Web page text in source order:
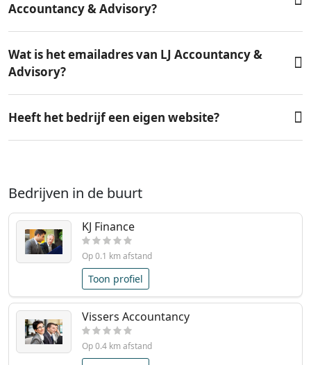
Accountancy & Advisory?
Wat is het emailadres van LJ Accountancy &
Advisory?
Heeft het bedrijf een eigen website?
Bedrijven in de buurt
KJ Finance
Op 0.1 km afstand
Toon profiel
Vissers Accountancy
Op 0.4 km afstand